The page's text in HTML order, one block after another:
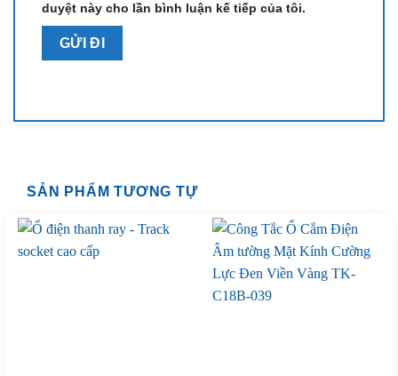
duyệt này cho lần bình luận kế tiếp của tôi.
SẢN PHẨM TƯƠNG TỰ